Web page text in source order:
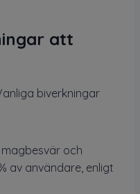
att
biverkningar
magbesvär och
av användare, enligt